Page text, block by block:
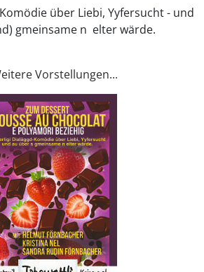
über Liebi, Yyfersucht - und
gmeinsame n elter wärde.
Vorstellungen...